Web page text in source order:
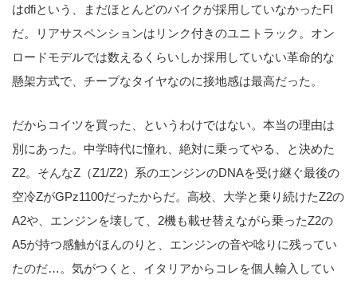
はdfiという、まだほとんどのバイクが採用していなかったFI
だ。リアサスペンションはリンク付きのユニトラック。オン
ロードモデルでは数えるくらいしか採用していない革命的な
懸架方式で、チープなタイヤなのに接地感は最高だった。
だからコイツを買った、というわけではない。本当の理由は
別にあった。中学時代に憧れ、絶対に乗ってやる、と決めた
Z2。そんなZ（Z1/Z2）系のエンジンのDNAを受け継ぐ最後の
空冷ZがGPz1100だったからだ。高校、大学と乗り続けたZ2の
A2や、エンジンを壊して、2機も載せ替えながら乗ったZ2の
A5が持つ感触がほんのりと、エンジンの音や唸りに残ってい
たのだ…。気がつくと、イタリアからコレを個人輸入してい